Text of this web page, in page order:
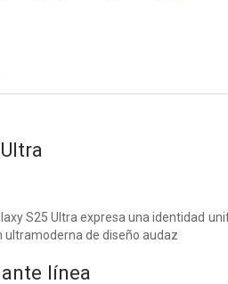
S25 Ultra expresa una identidad
ultramoderna de diseño audaz
línea